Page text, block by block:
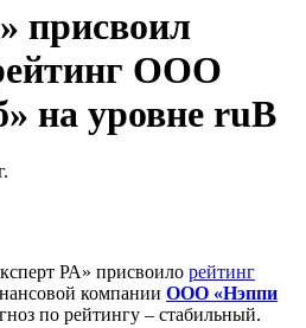
присвоил
ООО
на уровне ruB
РА» присвоило рейтинг
компании ООО «Нэппи
по рейтингу – стабильный.